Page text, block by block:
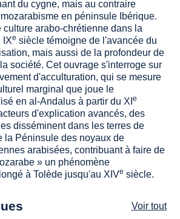
du cygne, mais au contraire
en péninsule Ibérique.
culture arabo-chrétienne dans la
IXe siècle témoigne de l'avancée du
mais aussi de la profondeur de
société. Cet ouvrage s'interroge sur
d'acculturation, qui se mesure
marginal que joue le
en al-Andalus à partir du XIe
d'explication avancés, des
disséminent dans les terres de
la Péninsule des noyaux de
arabisées, contribuant à faire de
» un phénomène
à Tolède jusqu'au XIVe siècle.
Voir tout